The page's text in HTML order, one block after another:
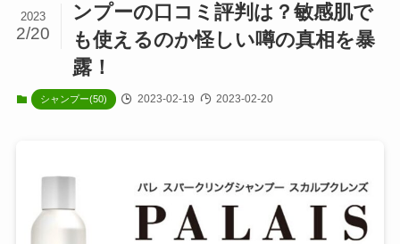
ンプーの口コミ評判は？敏感肌で
も使えるのか怪しい噂の真相を暴
露！
2023
2/20
シャンプー(50) 2023-02-19 2023-02-20